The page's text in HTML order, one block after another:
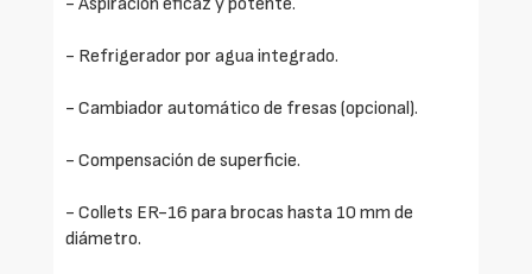
- Refrigerador por agua integrado.
- Cambiador automático de fresas (opcional).
- Compensación de superficie.
- Collets ER-16 para brocas hasta 10 mm de
diámetro.